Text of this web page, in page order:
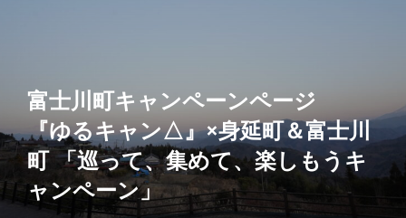
プ
富士川町キャンペーンページ
『ゆるキャン△』×身延町＆富士川
町 「巡って、集めて、楽しもうキ
ャンペーン」